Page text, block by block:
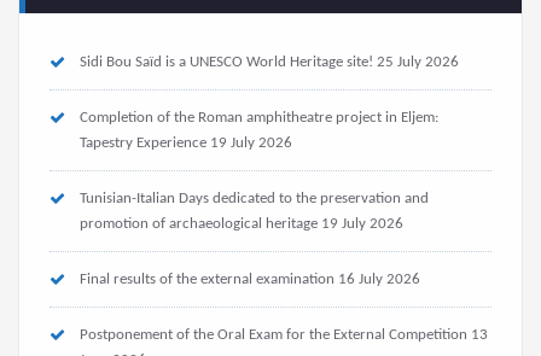
Sidi Bou Saïd is a UNESCO World Heritage site! 25 July 2026
Completion of the Roman amphitheatre project in Eljem:
Tapestry Experience 19 July 2026
Tunisian-Italian Days dedicated to the preservation and
promotion of archaeological heritage 19 July 2026
Final results of the external examination 16 July 2026
Postponement of the Oral Exam for the External Competition 13